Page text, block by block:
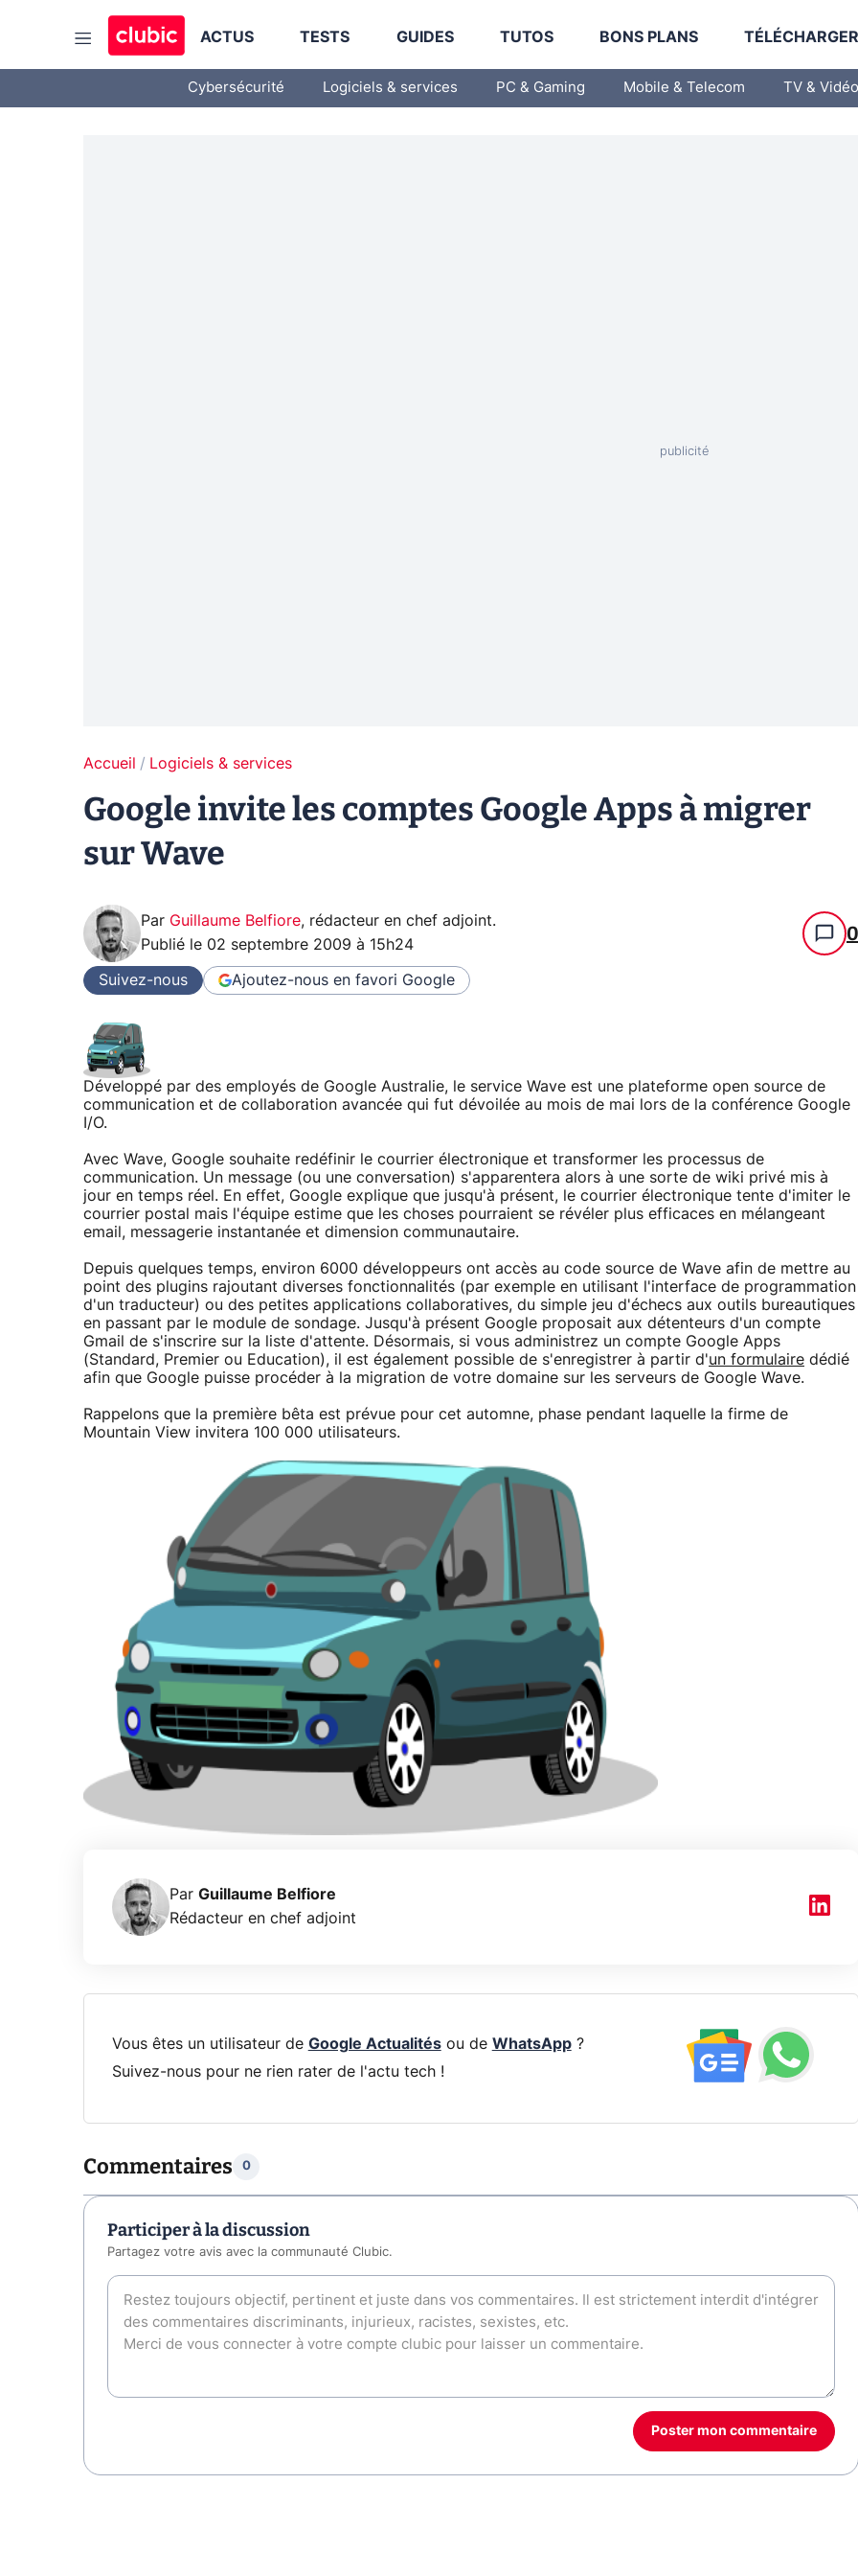
ACTUS TESTS GUIDES TUTOS BONS PLANS
Cybersécurité Logiciels & services PC & Gaming Mobile & Telecom TV & Vidéo
Accueil Logiciels & services
Google invite les comptes Google Apps à migrer
sur Wave
Par Guillaume Belfiore, rédacteur en chef adjoint.
Publié le 02 septembre 2009 à 15h24 0
Suivez-nous Ajoutez-nous en favori Google
Développé par des employés de Google Australie, le service Wave est une plateforme open source de
communication et de collaboration avancée qui fut dévoilée au mois de mai lors de la conférence Google
I/O.
Avec Wave, Google souhaite redéfinir le courrier électronique et transformer les processus de
communication. Un message (ou une conversation) s'apparentera alors à une sorte de wiki privé mis à
jour en temps réel. En effet, Google explique que jusqu'à présent, le courrier électronique tente d'imiter le
courrier postal mais l'équipe estime que les choses pourraient se révéler plus efficaces en mélangeant
email, messagerie instantanée et dimension communautaire.
Depuis quelques temps, environ 6000 développeurs ont accès au code source de Wave afin de mettre au
point des plugins rajoutant diverses fonctionnalités (par exemple en utilisant l'interface de programmation
d'un traducteur) ou des petites applications collaboratives, du simple jeu d'échecs aux outils bureautiques
en passant par le module de sondage. Jusqu'à présent Google proposait aux détenteurs d'un compte
Gmail de s'inscrire sur la liste d'attente. Désormais, si vous administrez un compte Google Apps
(Standard, Premier ou Education), il est également possible de s'enregistrer à partir d'un formulaire dédié
afin que Google puisse procéder à la migration de votre domaine sur les serveurs de Google Wave.
Rappelons que la première bêta est prévue pour cet automne, phase pendant laquelle la firme de
Mountain View invitera 100 000 utilisateurs.
Par Guillaume Belfiore
Rédacteur en chef adjoint
Vous êtes un utilisateur de Google Actualitésou de WhatsApp?
Suivez-nous pour ne rien rater de l'actu tech !
Commentaires 0
Participer à la discussion
Partagez votre avis avec la communauté Clubic.
Poster mon commentaire